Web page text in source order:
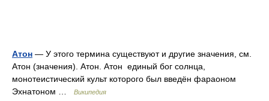
Атон — У этого термина существуют и другие значения, см.
Атон (значения). Атон. Атон единый бог солнца,
монотеистический культ которого был введён фараоном
Эхнатоном …
Википедия